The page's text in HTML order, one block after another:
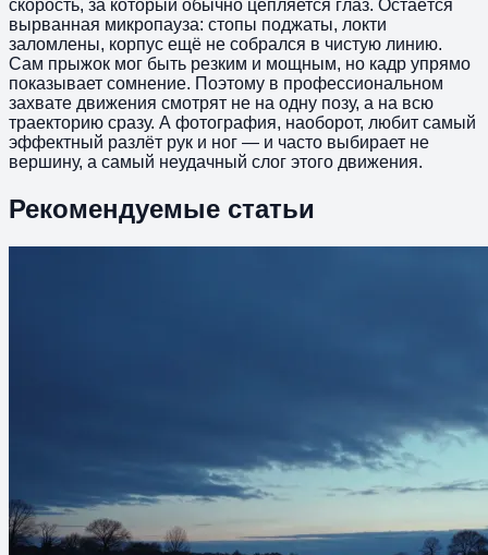
скорость, за который обычно цепляется глаз. Остаётся
вырванная микропауза: стопы поджаты, локти
заломлены, корпус ещё не собрался в чистую линию.
Сам прыжок мог быть резким и мощным, но кадр упрямо
показывает сомнение. Поэтому в профессиональном
захвате движения смотрят не на одну позу, а на всю
траекторию сразу. А фотография, наоборот, любит самый
эффектный разлёт рук и ног — и часто выбирает не
вершину, а самый неудачный слог этого движения.
Рекомендуемые статьи